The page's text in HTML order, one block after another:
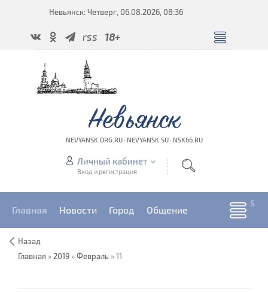
Невьянск: Четверг, 06.08.2026, 08:36
rss 18+
Невьянск
NEVYANSK.ORG.RU · NEVYANSK.SU · NSK66.RU
Личный кабинет
Вход и регистрация
Главная Новости Город Общение
Назад
Главная » 2019 »Февраль »11